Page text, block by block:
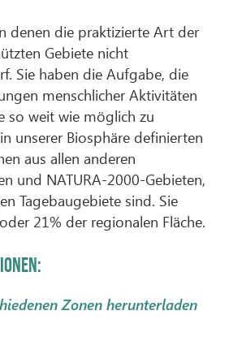
denen die praktizierte Art der
Gebiete nicht
Sie haben die Aufgabe, die
menschlicher Aktivitäten
so weit wie möglich zu
unserer Biosphäre definierten
aus allen anderen
und NATURA-2000-Gebieten,
Tagebaugebiete sind. Sie
21% der regionalen Fläche.
Zonen herunterladen